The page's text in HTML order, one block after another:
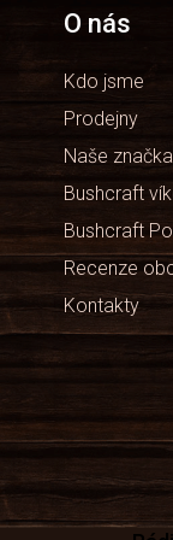
O nás
Kdo jsme
Prodejny
Naše
Bushcraft
Bushcraft
Recenze
Kontakty